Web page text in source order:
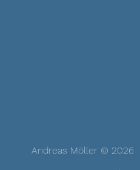
Andreas Möller © 2026